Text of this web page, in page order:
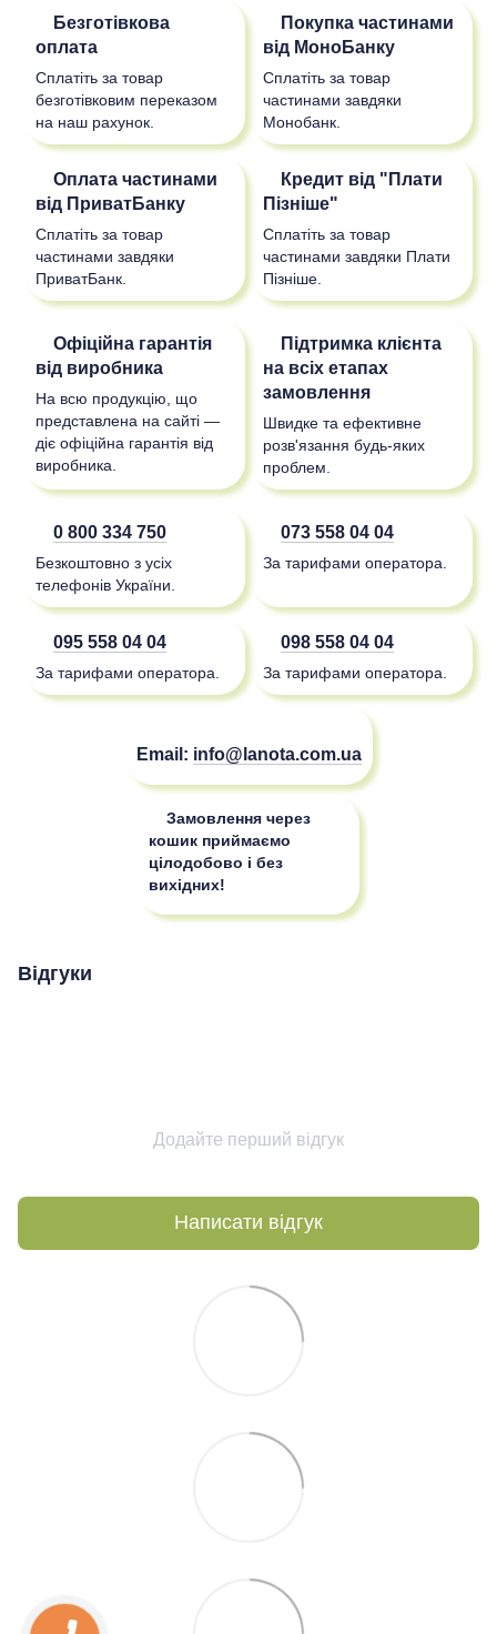
Безготівкова
оплата
Сплатіть за товар
безготівковим переказом
на наш рахунок.
Покупка частинами
від МоноБанку
Сплатіть за товар
частинами завдяки
Монобанк.
Оплата частинами
від ПриватБанку
Сплатіть за товар
частинами завдяки
ПриватБанк.
Кредит від "Плати
Пізніше"
Сплатіть за товар
частинами завдяки Плати
Пізніше.
Офіційна гарантія
від виробника
На всю продукцію, що
представлена на сайті —
діє офіційна гарантія від
виробника.
Підтримка клієнта
на всіх етапах
замовлення
Швидке та ефективне
розв'язання будь-яких
проблем.
0 800 334 750
Безкоштовно з усіх
телефонів України.
073 558 04 04
За тарифами оператора.
095 558 04 04
За тарифами оператора.
098 558 04 04
За тарифами оператора.
Email: info@lanota.com.ua
Замовлення через
кошик приймаємо
цілодобово і без
вихідних!
Відгуки
Додайте перший відгук
Написати відгук